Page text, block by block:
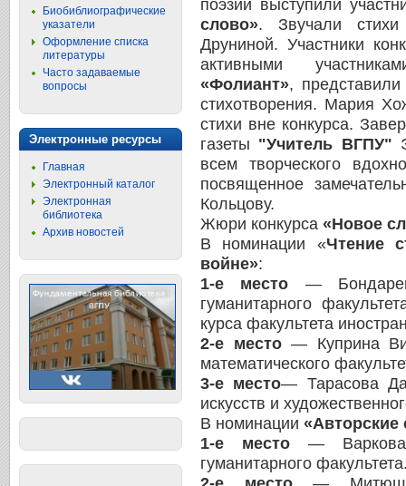
поэзии выступили
слово». Звучали
Друниной. Участники
активными
«Фолиант»,
стихотворения. Мария
стихи вне конкурса.
газеты "Учитель ВГПУ"
всем творческого
посвященное
Кольцову.
Жюри конкурса «Новое
В номинации «Чтение
войне»:
1-е место —
гуманитарного
курса факультета
2-е место— Куприна
математического
3-е место— Тарасова
искусств и
В номинации «Авторские
1-е место — Варкова
гуманитарного
Биобиблиографические
указатели
Оформление списка
литературы
Часто задаваемые
вопросы
Электронные ресурсы
Главная
Электронный каталог
Электронная
библиотека
Архив новостей